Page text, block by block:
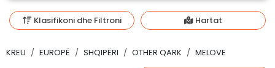
Klasifikoni dhe Filtroni Hartat
KREU EUROPË SHQIPËRI OTHER QARK MELOVE